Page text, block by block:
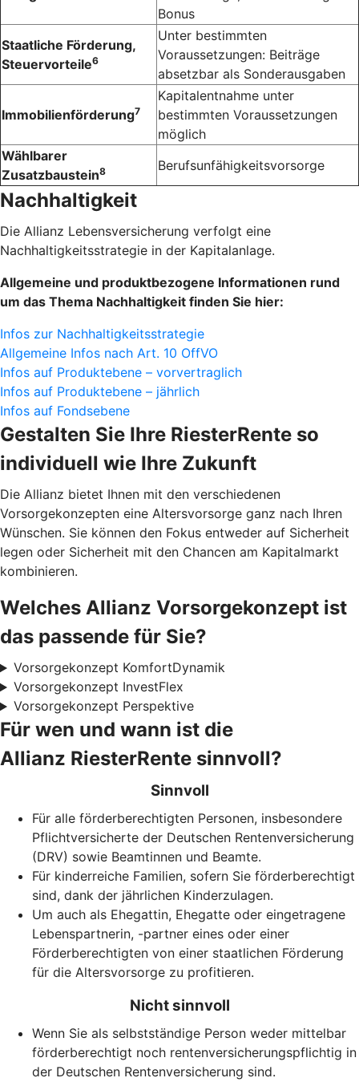
Bonus
Staatliche Förderung,
Steuervorteile6
Unter bestimmten
Voraussetzungen: Beiträge
absetzbar als Sonderausgaben
Immobilienförderung7
Kapitalentnahme unter
bestimmten Voraussetzungen
möglich
Wählbarer
Zusatzbaustein8 Berufsunfähigkeitsvorsorge
Nachhaltigkeit
Die Allianz Lebensversicherung verfolgt eine
Nachhaltigkeitsstrategie in der Kapitalanlage.
Allgemeine und produktbezogene Informationen rund
um das Thema Nachhaltigkeit finden Sie hier:
Infos zur Nachhaltigkeitsstrategie
Allgemeine Infos nach Art. 10 OffVO
Infos auf Produktebene – vorvertraglich
Infos auf Produktebene – jährlich
Infos auf Fondsebene
Gestalten Sie Ihre RiesterRente so
individuell wie Ihre Zukunft
Die Allianz bietet Ihnen mit den verschiedenen
Vorsorgekonzepten eine Altersvorsorge ganz nach Ihren
Wünschen. Sie können den Fokus entweder auf Sicherheit
legen oder Sicherheit mit den Chancen am Kapitalmarkt
kombinieren.
Welches Allianz Vorsorgekonzept ist
das passende für Sie?
Vorsorgekonzept KomfortDynamik
Vorsorgekonzept InvestFlex
Vorsorgekonzept Perspektive
Für wen und wann ist die
Allianz RiesterRente sinnvoll?
Sinnvoll
Für alle förderberechtigten Personen, insbesondere
Pflichtversicherte der Deutschen Rentenversicherung
(DRV) sowie Beamtinnen und Beamte.
Für kinderreiche Familien, sofern Sie förderberechtigt
sind, dank der jährlichen Kinderzulagen.
Um auch als Ehegattin, Ehegatte oder eingetragene
Lebenspartnerin, -partner eines oder einer
Förderberechtigten von einer staatlichen Förderung
für die Altersvorsorge zu profitieren.
Nicht sinnvoll
Wenn Sie als selbstständige Person weder mittelbar
förderberechtigt noch rentenversicherungspflichtig in
der Deutschen Rentenversicherung sind.